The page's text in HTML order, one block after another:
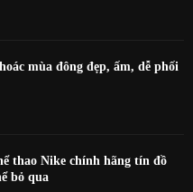
mùa đông đẹp, ấm, dễ phối
thao Nike chính hãng tín đồ
bỏ qua